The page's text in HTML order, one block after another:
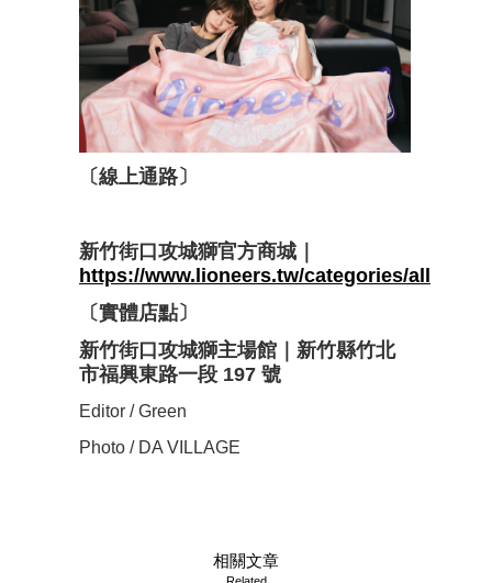
〔線上通路〕
新竹街口攻城獅官方商城｜
https://www.lioneers.tw/categories/all
〔實體店點〕
新竹街口攻城獅主場館｜新竹縣竹北
市福興東路一段 197 號
Editor / Green
Photo / DA VILLAGE
相關文章